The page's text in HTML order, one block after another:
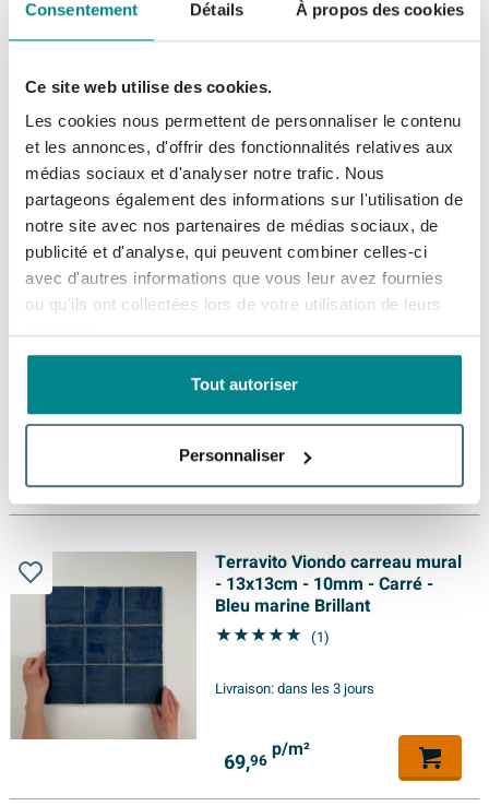
Consentement Détails À propos des cookies
Ce site web utilise des cookies.
Les cookies nous permettent de personnaliser le contenu
et les annonces, d'offrir des fonctionnalités relatives aux
médias sociaux et d'analyser notre trafic. Nous
partageons également des informations sur l'utilisation de
notre site avec nos partenaires de médias sociaux, de
publicité et d'analyse, qui peuvent combiner celles-ci
avec d'autres informations que vous leur avez fournies
ou qu'ils ont collectées lors de votre utilisation de leurs
Tout autoriser
Personnaliser
mural 13x13cm 8.5mm pâte
blanche Verde
Livraison:dans les 3 jours
60,20 p/m²
Terravito Viondo carreau mural
- 13x13cm - 10mm - Carré -
(1)
69, p/m²
Terravito Viondo carreau mural
- 13x13cm - 10mm - Carré -
Bleu marine Brillant
(1)
Livraison:dans les 3 jours
69,96 p/m²